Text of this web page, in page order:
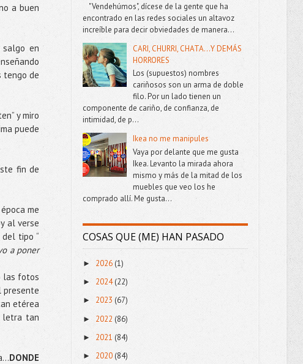
a buen
en
tengo de
y miro
puede
fin de
me
al verse
tipo “
a poner
las fotos
presente
etérea
letra tan
DONDE
"Vendehúmos", dícese de la gente que ha
encontrado en las redes sociales un altavoz
increíble para decir obviedades de manera...
CARI, CHURRI, CHATA...Y DEMÁS
HORRORES
Los (supuestos) nombres
cariñosos son un arma de doble
filo. Por un lado tienen un
componente de cariño, de confianza, de
intimidad, de p...
Ikea no me manipules
Vaya por delante que me gusta
Ikea. Levanto la mirada ahora
mismo y más de la mitad de los
muebles que veo los he
comprado allí. Me gusta...
COSAS QUE (ME) HAN PASADO
► 2026 (1)
► 2024(22)
► 2023 (67)
► 2022 (86)
► 2021 (84)
► 2020(84)